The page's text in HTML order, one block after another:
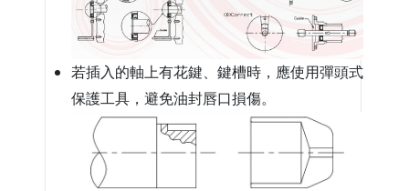
若插入的軸上有花鍵、鍵槽時，應使用彈頭式
保護工具，避免油封唇口損傷。